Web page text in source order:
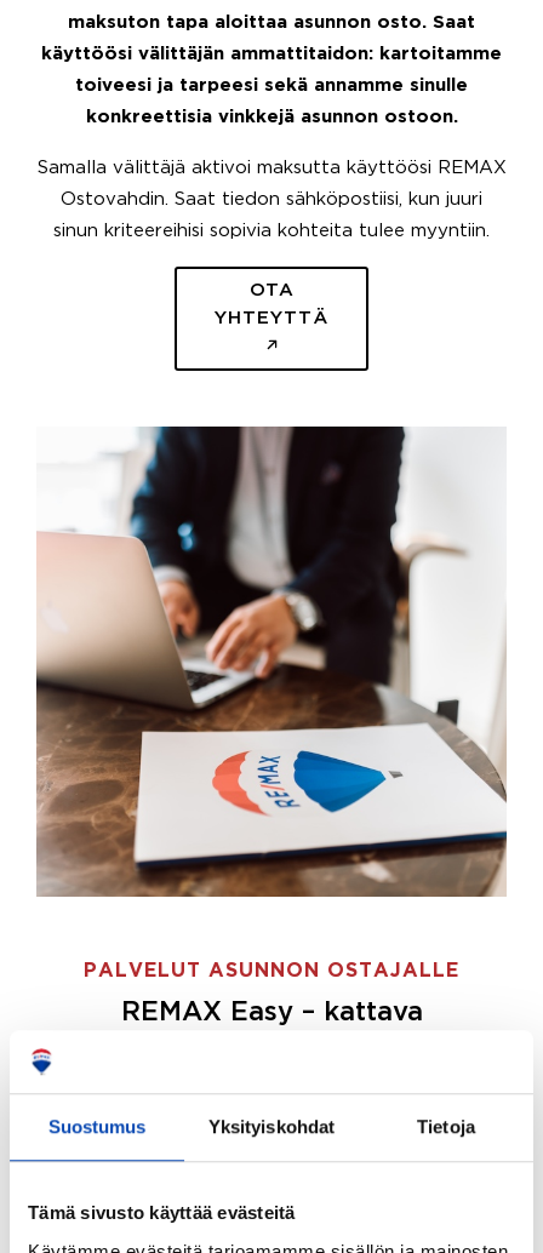
Suostumus Yksityiskohdat Tietoja
Tämä sivusto käyttää evästeitä
maksuton tapa aloittaa asunnon osto. Saat
käyttöösi välittäjän ammattitaidon: kartoitamme
toiveesi ja tarpeesi sekä annamme sinulle
konkreettisia vinkkejä asunnon ostoon.
Samalla välittäjä aktivoi maksutta käyttöösi REMAX
Ostovahdin. Saat tiedon sähköpostiisi, kun juuri
sinun kriteereihisi sopivia kohteita tulee myyntiin.
OTA
YHTEYTTÄ
PALVELUT ASUNNON OSTAJALLE
REMAX Easy – kattava
ostajille.
Tee ostotoimeksianto ja etsimme juuri